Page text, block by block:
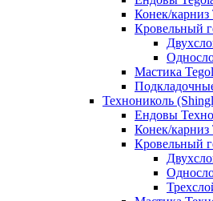
Конек/карниз
Кровельный
Мастика
Технониколь
Ендовы
Конек/
Кровельный